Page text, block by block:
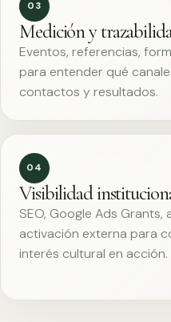
03
Medición y
Eventos, referencias,
para entender qué
contactos y resultados.
04
Visibilidad
SEO, Google Ads
activación externa para
interés cultural en acción.